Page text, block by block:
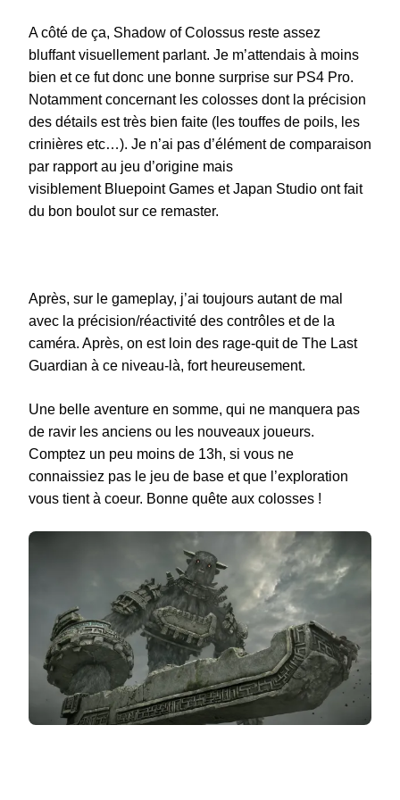
A côté de ça, Shadow of Colossus reste assez
bluffant visuellement parlant. Je m’attendais à moins
bien et ce fut donc une bonne surprise sur PS4 Pro.
Notamment concernant les colosses dont la précision
des détails est très bien faite (les touffes de poils, les
crinières etc…). Je n’ai pas d’élément de comparaison
par rapport au jeu d’origine mais
visiblement Bluepoint Games et Japan Studio ont fait
du bon boulot sur ce remaster.
Après, sur le gameplay, j’ai toujours autant de mal
avec la précision/réactivité des contrôles et de la
caméra. Après, on est loin des rage-quit de The Last
Guardian à ce niveau-là, fort heureusement.
Une belle aventure en somme, qui ne manquera pas
de ravir les anciens ou les nouveaux joueurs.
Comptez un peu moins de 13h, si vous ne
connaissiez pas le jeu de base et que l’exploration
vous tient à coeur. Bonne quête aux colosses !